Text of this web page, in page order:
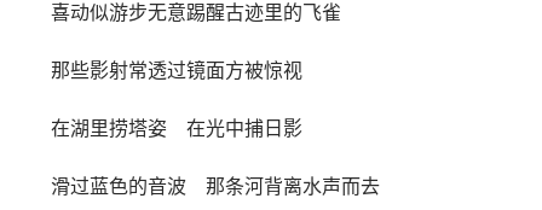
喜动似游步无意踢醒古迹里的飞雀
那些影射常透过镜面方被惊视
在湖里捞塔姿 在光中捕日影
滑过蓝色的音波 那条河背离水声而去